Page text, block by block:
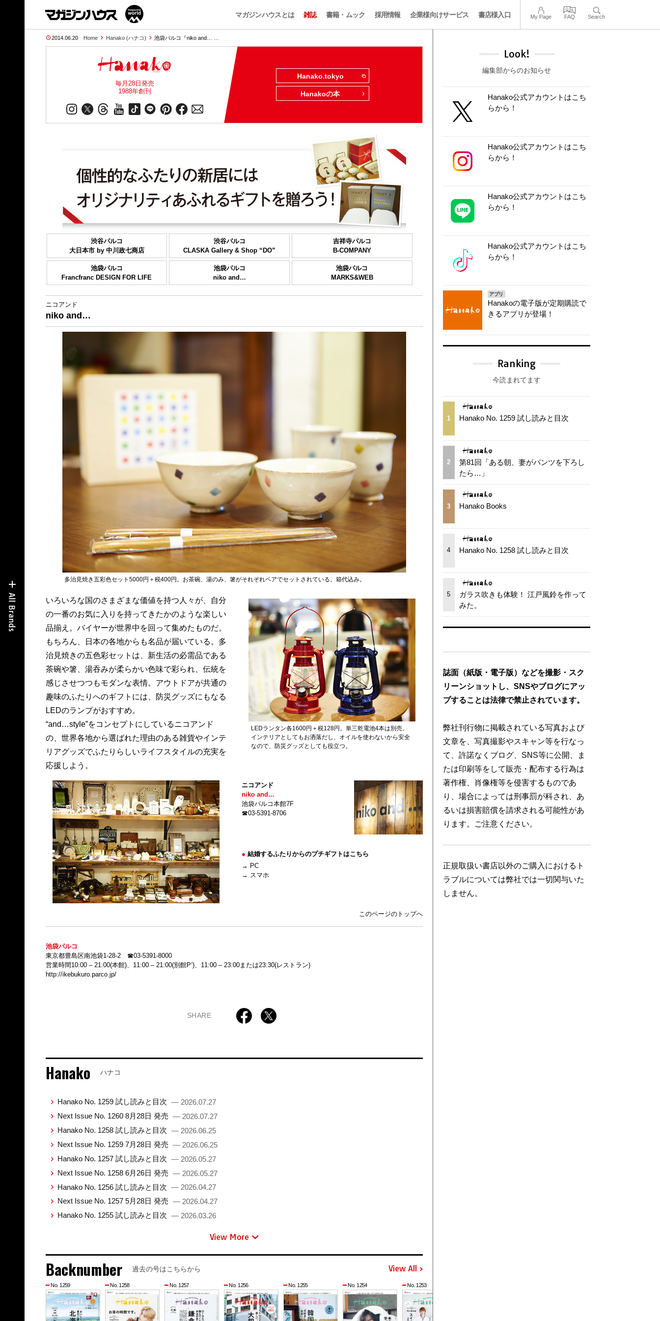
マガジンハウスとは 雑誌 書籍・ムック 採用情報 企業様向けサービス 書店様入口 My Page FAQ Search
2014.06.20 Home Hanako (ハナコ) 池袋パルコ『niko and… …
毎月28日発売
1988年創刊
Hanako.tokyo
Hanakoの本
渋谷パルコ
大日本市 by 中川政七商店
渋谷パルコ
CLASKA Gallery & Shop “DO”
吉祥寺パルコ
B-COMPANY
池袋パルコ
Francfranc DESIGN FOR LIFE
池袋パルコ
niko and…
池袋パルコ
MARKS&WEB
ニコアンド
niko and…
多治見焼き五彩色セット5000円＋税400円。お茶碗、湯のみ、箸がそれぞれペアでセットされている。箱代込み。
いろいろな国のさまざまな価値を持つ人々が、自分
の一番のお気に入りを持ってきたかのような楽しい
品揃え。バイヤーが世界中を回って集めたものだ。
もちろん、日本の各地からも名品が届いている。多
治見焼きの五色彩セットは、新生活の必需品である
茶碗や箸、湯吞みが柔らかい色味で彩られ、伝統を
感じさせつつもモダンな表情。アウトドアが共通の
趣味のふたりへのギフトには、防災グッズにもなる
LEDのランプがおすすめ。
“and…style”をコンセプトにしているニコアンド
の、世界各地から選ばれた理由のある雑貨やインテ
リアグッズでふたりらしいライフスタイルの充実を
応援しよう。
LEDランタン各1600円＋税128円。単三乾電池4本は別売。
インテリアとしてもお洒落だし、オイルを使わないから安全
なので、防災グッズとしても役立つ。
ニコアンド
niko and…
池袋パルコ本館7F
☎03-5391-8706
● 結婚するふたりからのプチギフトはこちら
→ PC
→ スマホ
このページのトップへ
池袋パルコ
東京都豊島区南池袋1-28-2 ☎03-5391-8000
営業時間10:00 – 21:00(本館)、11:00 – 21:00(別館P’)、11:00 – 23:00または23:30(レストラン)
http://ikebukuro.parco.jp/
SHARE
Hanako ハナコ
Hanako No. 1259 試し読みと目次 — 2026.07.27
Next Issue No. 1260 8月28日 発売 — 2026.07.27
Hanako No. 1258 試し読みと目次 — 2026.06.25
Next Issue No. 1259 7月28日 発売 — 2026.06.25
Hanako No. 1257 試し読みと目次 — 2026.05.27
Next Issue No. 1258 6月26日 発売 — 2026.05.27
Hanako No. 1256 試し読みと目次 — 2026.04.27
Next Issue No. 1257 5月28日 発売 — 2026.04.27
Hanako No. 1255 試し読みと目次 — 2026.03.26
View More
Backnumber 過去の号はこちらから View All
No. 1259 No. 1258 No. 1257 No. 1256 No. 1255 No. 1254 No. 1253
Look!
編集部からのお知らせ
Hanako公式アカウントはこち
らから！
Hanako公式アカウントはこち
らから！
Hanako公式アカウントはこち
らから！
Hanako公式アカウントはこち
らから！
アプリ
Hanakoの電子版が定期購読で
きるアプリが登場！
Ranking
今読まれてます
1 Hanako No. 1259 試し読みと目次
2
第81回「ある朝、妻がパンツを下ろし
たら…」
3 Hanako Books
4 Hanako No. 1258 試し読みと目次
5
ガラス吹きも体験！ 江戸風鈴を作って
みた。
誌面（紙版・電子版）などを撮影・スク
リーンショットし、SNSやブログにアッ
プすることは法律で禁止されています。
弊社刊行物に掲載されている写真および
文章を、写真撮影やスキャン等を行なっ
て、許諾なくブログ、SNS等に公開、ま
たは印刷等をして販売・配布する行為は
著作権、肖像権等を侵害するものであ
り、場合によっては刑事罰が科され、あ
るいは損害賠償を請求される可能性があ
ります。ご注意ください。
正規取扱い書店以外のご購入におけるト
ラブルについては弊社では一切関与いた
しません。